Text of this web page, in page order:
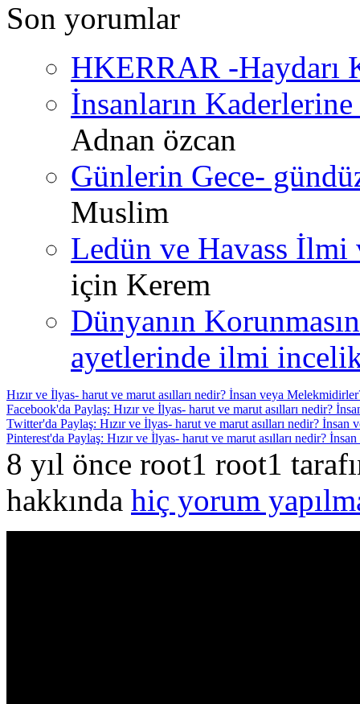
Son yorumlar
HKERRAR -Haydarı
İnsanların
Adnan özcan
Günlerin Gece-
Muslim
Ledün ve Havass İlmi
için Kerem
Dünyanın
ayetlerinde ilmi
Hızır ve İlyas- harut ve marut asılları nedir? İnsan veya
Facebook'da Paylaş: Hızır ve İlyas- harut ve marut asılları nedir?
Twitter'da Paylaş: Hızır ve İlyas- harut ve marut asılları nedir? İnsan
Pinterest'da Paylaş: Hızır ve İlyas- harut ve marut asılları nedir?
8 yıl önce root1 root1
hakkında hiç yorum